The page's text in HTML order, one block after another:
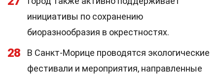
инициативы по сохранению
биоразнообразия в окрестностях.
28
В Санкт-Морице проводятся экологические
фестивали и мероприятия, направленные